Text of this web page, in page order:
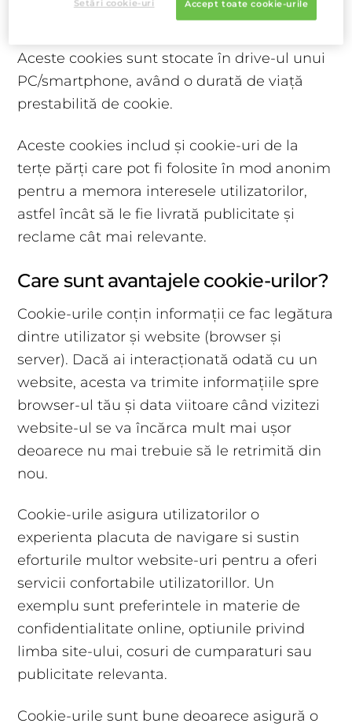
Cookie-uri persistente
Aceste cookies sunt stocate în drive-ul unui
PC/smartphone, având o durată de viață
prestabilită de cookie.
Aceste cookies includ și cookie-uri de la
terțe părți care pot fi folosite în mod anonim
pentru a memora interesele utilizatorilor,
astfel încât să le fie livrată publicitate și
reclame cât mai relevante.
Care sunt avantajele cookie-urilor?
Cookie-urile conțin informații ce fac legătura
dintre utilizator și website (browser și
server). Dacă ai interacționată odată cu un
website, acesta va trimite informațiile spre
browser-ul tău și data viitoare când vizitezi
website-ul se va încărca mult mai ușor
deoarece nu mai trebuie să le retrimită din
nou.
Cookie-urile asigura utilizatorilor o
experienta placuta de navigare si sustin
eforturile multor website-uri pentru a oferi
servicii confortabile utilizatorillor. Un
exemplu sunt preferintele in materie de
confidentialitate online, optiunile privind
limba site-ului, cosuri de cumparaturi sau
publicitate relevanta.
Cookie-urile sunt bune deoarece asigură o
Accept toate cookie-urile
Setări cookie-uri